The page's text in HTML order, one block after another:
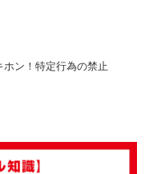
ホン！特定行為の禁止